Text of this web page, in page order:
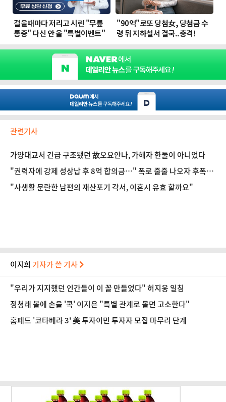
관련기사
가양대교서 긴급 구조됐던 故오요안나, 가해자 한둘이 아니었다
"권력자에 강제 성상납 후 8억 합의금…" 폭로 줄줄 나오자 후폭풍
커졌다
"사생활 문란한 남편의 재산포기 각서, 이혼시 유효 할까요"
이지희 기자가 쓴 기사
"우리가 지지했던 인간들이 이 꼴 만들었다" 허지웅 일침
정청래 볼에 손을 '콕' 이지은 "특별 관계로 몰면 고소한다"
홈페드 '코타베라 3' 美 투자이민 투자자 모집 마무리 단계